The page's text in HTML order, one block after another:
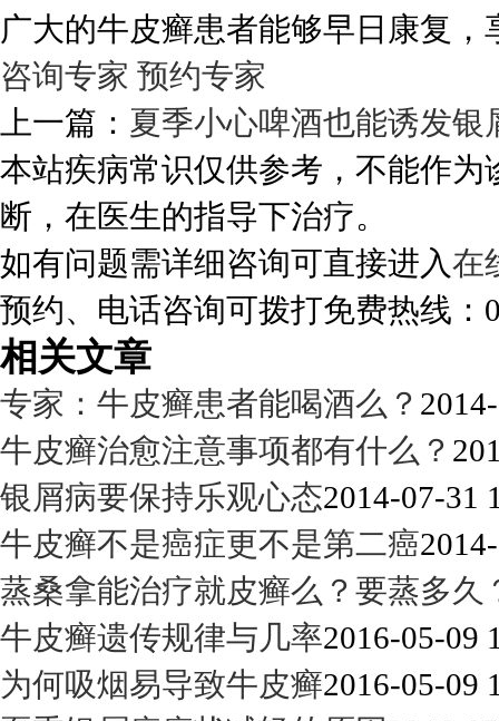
广大的牛皮癣患者能够早日康复，
咨询专家 预约专家
上一篇： 夏季小心啤酒也能诱发银
本站疾病常识仅供参考，不能作
断，在医生的指导下治疗。
如有问题需详细咨询可直接进入在
预约、电话咨询可拨打免费热线：
相关文章
专家：牛皮癣患者能喝酒么？
牛皮癣治愈注意事项都有什么？
银屑病要保持乐观心态2014-07-31
牛皮癣不是癌症更不是第二癌
蒸桑拿能治疗就皮癣么？要蒸多久
牛皮癣遗传规律与几率2016-05-09
为何吸烟易导致牛皮癣2016-05-09